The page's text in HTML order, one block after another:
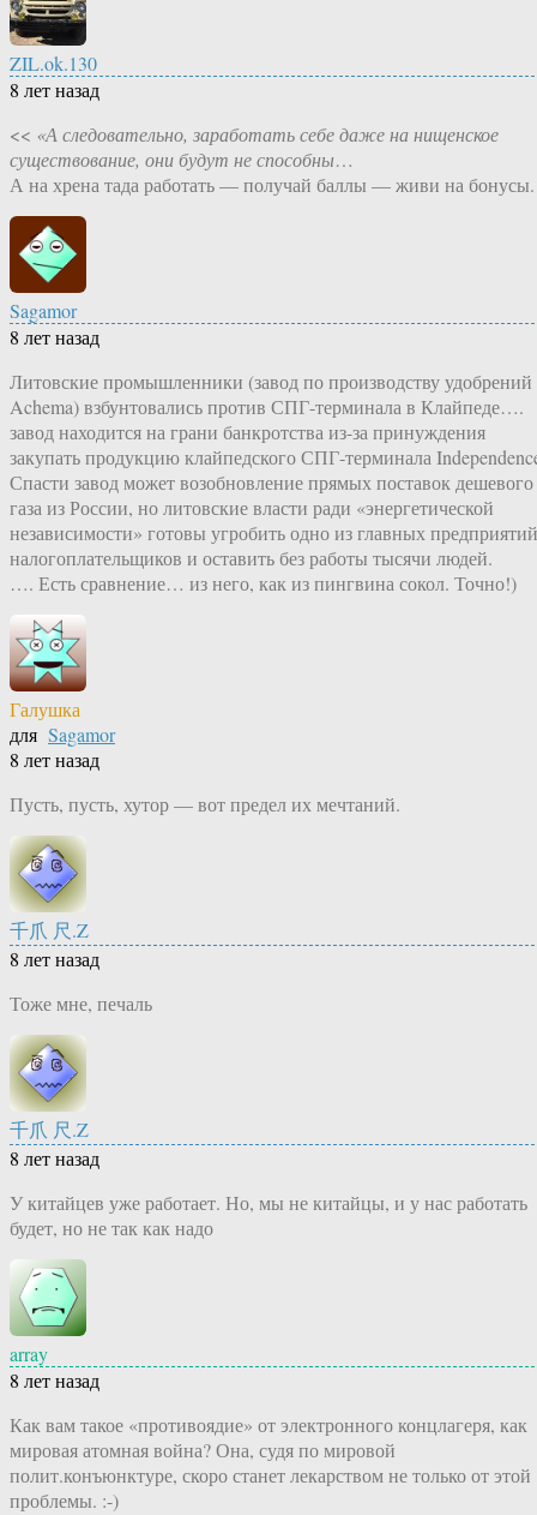
ZIL.ok.130
8 лет назад
<< «А следовательно, заработать себе даже на нищенское
существование, они будут не способны…
А на хрена тада работать — получай баллы — живи на бонусы.
Sagamor
8 лет назад
Литовские промышленники (завод по производству удобрений
Achema) взбунтовались против СПГ-терминала в Клайпеде….
завод находится на грани банкротства из-за принуждения
закупать продукцию клайпедского СПГ‑терминала
Спасти завод может возобновление прямых поставок дешевого
газа из России, но литовские власти ради «энергетической
независимости» готовы угробить одно из главных
налогоплательщиков и оставить без работы тысячи людей.
…. Есть сравнение… из него, как из пингвина сокол. Точно!)
Галушка
для Sagamor
8 лет назад
Пусть, пусть, хутор — вот предел их мечтаний.
千爪 尺.Z
8 лет назад
Тоже мне, печаль
千爪 尺.Z
8 лет назад
У китайцев уже работает. Но, мы не китайцы, и у нас работать
будет, но не так как надо
array
8 лет назад
Как вам такое «противоядие» от электронного концлагеря, как
мировая атомная война? Она, судя по мировой
полит.конъюнктуре, скоро станет лекарством не только от этой
проблемы. :-)